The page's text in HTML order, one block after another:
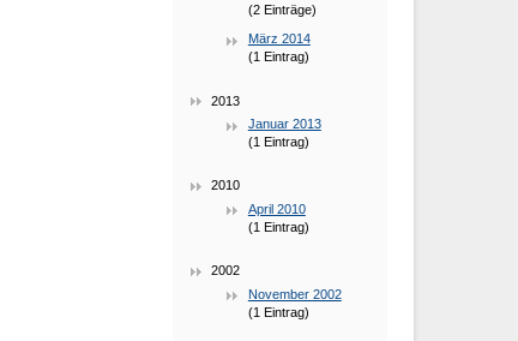
(2 Einträge)
März 2014
(1 Eintrag)
2013
Januar 2013
(1 Eintrag)
2010
April 2010
(1 Eintrag)
2002
November 2002
(1 Eintrag)